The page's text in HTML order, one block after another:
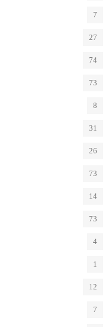
7
27
74
73
8
31
26
73
14
73
4
1
12
7